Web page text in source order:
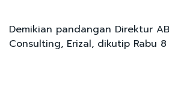
Demikian pandangan Direktur
Consulting, Erizal, dikutip Rabu